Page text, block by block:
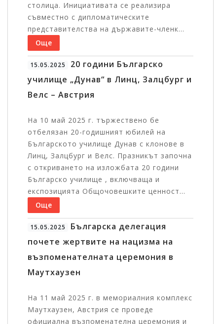
столица. Инициативата се реализира
съвместно с дипломатическите
представителства на държавите-членк...
Още
15.05.2025
20 години Българско
училище „Дунав“ в Линц, Залцбург и
Велс – Австрия
На 10 май 2025 г. тържествено бе
отбелязан 20-годишният юбилей на
Българското училище Дунав с клонове в
Линц, Залцбург и Велс. Празникът започна
с откриването на изложбата 20 години
Българско училище , включваща и
експозицията Общочовешките ценност...
Още
15.05.2025
Българска делегация
почете жертвите на нацизма на
възпоменателната церемония в
Маутхаузен
На 11 май 2025 г. в мемориалния комплекс
Маутхаузен, Австрия се проведе
официална възпоменателна церемония и